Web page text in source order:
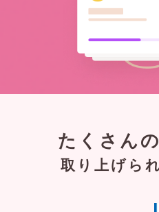
たくさんの
取り上げら